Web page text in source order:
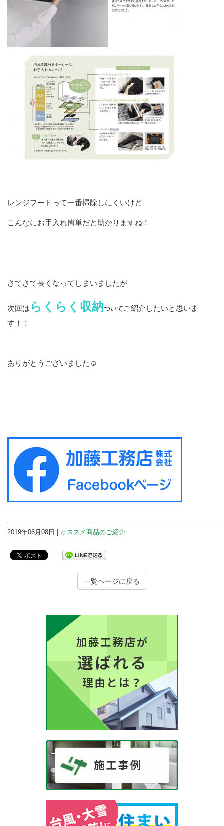
レンジフードって一番掃除しにくいけど
こんなにお手入れ簡単だと助かりますね！
さてさて長くなってしまいましたが
次回は らくらく収納ついて ご紹介したいと思いま
す！！
ありがとうございました☺
2019年06月08日 | オススメ商品のご紹介
一覧ページに戻る